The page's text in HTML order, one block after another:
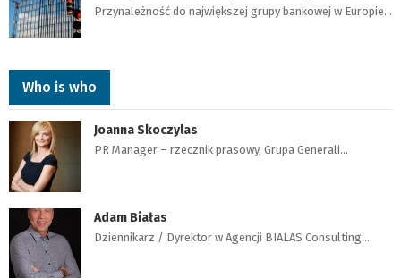
Przynależność do największej grupy bankowej w Europie…
Who is who
Joanna Skoczylas
PR Manager – rzecznik prasowy, Grupa Generali…
Adam Białas
Dziennikarz / Dyrektor w Agencji BIALAS Consulting…